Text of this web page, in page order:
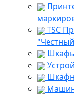
TSC
Шкафы